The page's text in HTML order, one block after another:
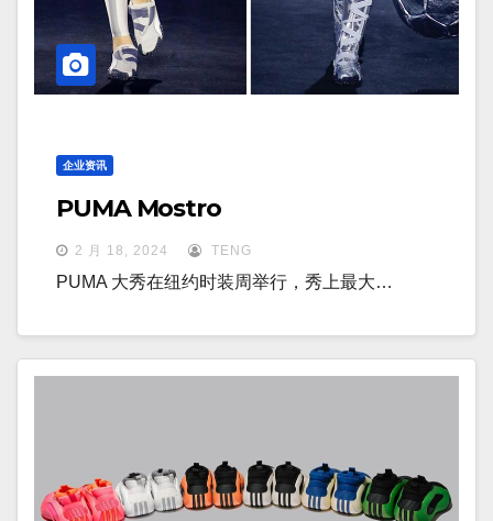
企业资讯
PUMA Mostro
2 月 18, 2024 TENG
PUMA 大秀在纽约时装周举行，秀上最大…